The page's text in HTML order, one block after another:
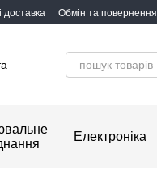
доставка Обмін та повернення
Електроніка